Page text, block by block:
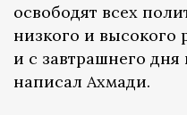
освободят всех
низкого и высокого
и с завтрашнего
написал Ахмади.